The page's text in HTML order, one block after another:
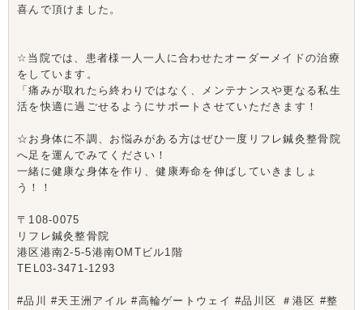
喜んで頂けました。
☆当院では、患者様一人一人に合わせたオーダーメイドの治療
をしています。
「痛みが取れたら終わりではなく、メンテナンスや更なる私生
活を快適に過ごせるようにサポートさせていただきます！
☆お身体に不調、お悩みがある方はぜひ一度リフレ鍼灸整骨院
へ足を運んでみてください！
一緒に健康な身体を作り、健康寿命を伸ばしていきましょ
う！！
〒108-0075
リフレ鍼灸整骨院
港区港南2-5-5港南OMTビル1階
TEL03-3471-1293
#品川 #天王洲アイル #高輪ゲートウェイ #品川区 ＃港区 #整